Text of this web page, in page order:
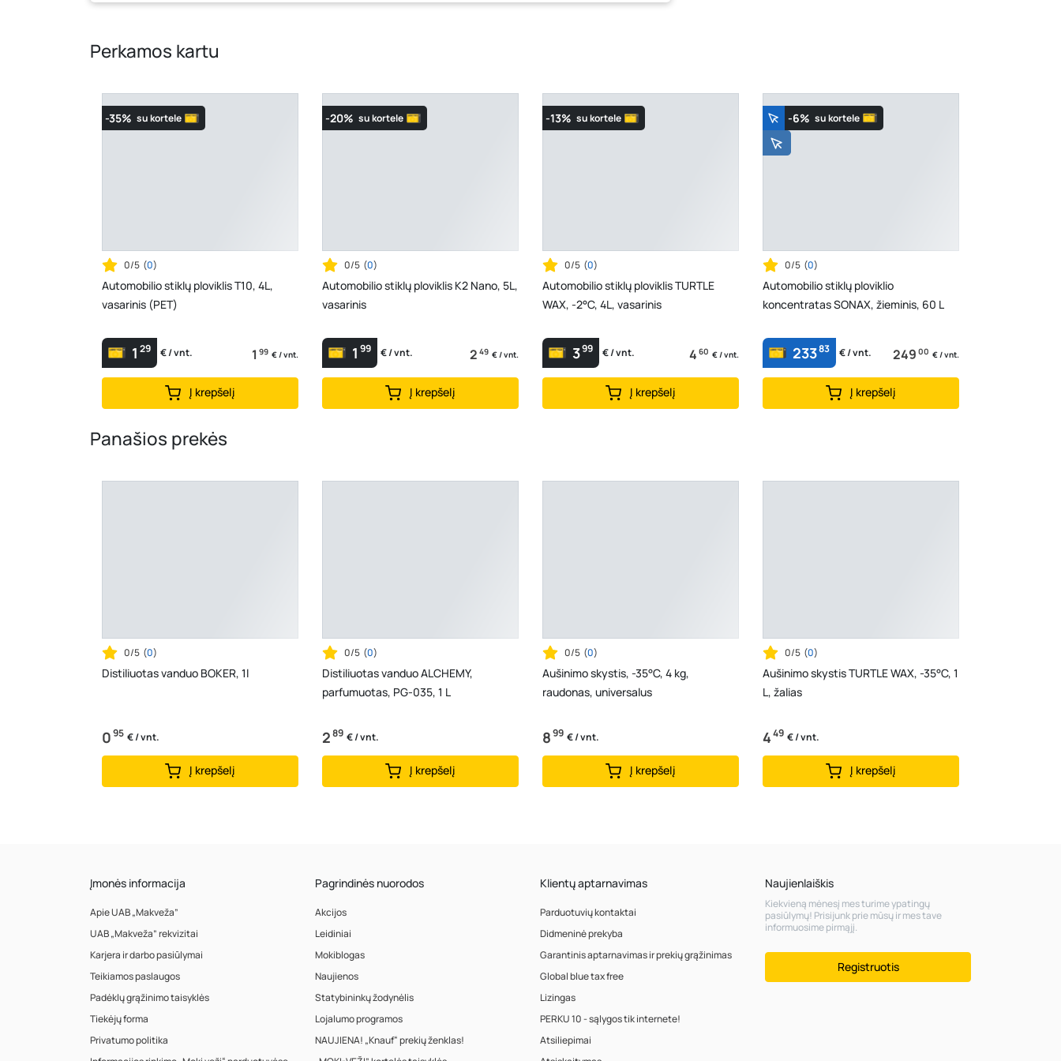
Perkamos kartu
-35% su kortele
0/5 (0)
Automobilio stiklų ploviklis T10, 4L,
vasarinis (PET)
1 29 € / vnt. 1 99 € / vnt.
Į krepšelį
-20% su kortele
0/5 (0)
Automobilio stiklų ploviklis K2 Nano, 5L,
vasarinis
1 99 € / vnt. 2 49 € / vnt.
Į krepšelį
-13% su kortele
0/5 (0)
Automobilio stiklų ploviklis TURTLE
WAX, -2°C, 4L, vasarinis
399 € / vnt. 4 60 € / vnt.
Į krepšelį
-6% su kortele
0/5 (0)
Automobilio stiklų ploviklio
koncentratas SONAX, žieminis, 60 L
23383 € / vnt. 249 00 € / vnt.
Į krepšelį
Panašios prekės
0/5 (0)
Distiliuotas vanduo BOKER, 1l
095 € / vnt.
Į krepšelį
0/5 (0)
Distiliuotas vanduo ALCHEMY,
parfumuotas, PG-035, 1 L
289 € / vnt.
Į krepšelį
0/5 (0)
Aušinimo skystis, -35°C, 4 kg,
raudonas, universalus
899 € / vnt.
Į krepšelį
0/5 (0)
Aušinimo skystis TURTLE WAX, -35°C, 1
L, žalias
449 € / vnt.
Į krepšelį
Įmonės informacija
Apie UAB „Makveža”
UAB „Makveža” rekvizitai
Karjera ir darbo pasiūlymai
Teikiamos paslaugos
Padėklų grąžinimo taisyklės
Tiekėjų forma
Privatumo politika
Pagrindinės nuorodos
Akcijos
Leidiniai
Mokiblogas
Naujienos
Statybininkų žodynėlis
Lojalumo programos
NAUJIENA! „Knauf“ prekių ženklas!
Klientų aptarnavimas
Parduotuvių kontaktai
Didmeninė prekyba
Garantinis aptarnavimas ir prekių grąžinimas
Global blue tax free
Lizingas
PERKU 10 - sąlygos tik internete!
Atsiliepimai
Naujienlaiškis
Kiekvieną mėnesį mes turime ypatingų
pasiūlymų! Prisijunk prie mūsų ir mes tave
informuosime pirmąjį.
Registruotis